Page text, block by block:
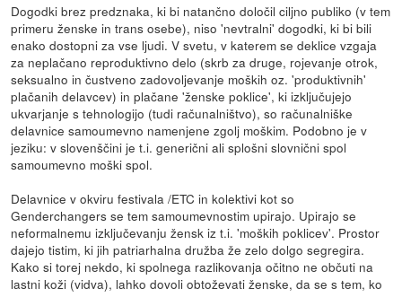
Dogodki brez predznaka, ki bi natančno določil ciljno publiko (v tem
primeru ženske in trans osebe), niso 'nevtralni' dogodki, ki bi bili
enako dostopni za vse ljudi. V svetu, v katerem se deklice vzgaja
za neplačano reproduktivno delo (skrb za druge, rojevanje otrok,
seksualno in čustveno zadovoljevanje moških oz. 'produktivnih'
plačanih delavcev) in plačane 'ženske poklice', ki izključujejo
ukvarjanje s tehnologijo (tudi računalništvo), so računalniške
delavnice samoumevno namenjene zgolj moškim. Podobno je v
jeziku: v slovenščini je t.i. generični ali splošni slovnični spol
samoumevno moški spol.
Delavnice v okviru festivala /ETC in kolektivi kot so
Genderchangers se tem samoumevnostim upirajo. Upirajo se
neformalnemu izključevanju žensk iz t.i. 'moških poklicev'. Prostor
dajejo tistim, ki jih patriarhalna družba že zelo dolgo segregira.
Kako si torej nekdo, ki spolnega razlikovanja očitno ne občuti na
lastni koži (vidva), lahko dovoli obtoževati ženske, da se s tem, ko